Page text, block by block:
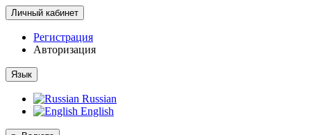
Личный кабинет
Регистрация
Авторизация
Язык
Russian
English